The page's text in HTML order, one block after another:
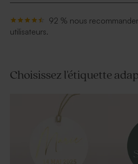
92 % nous
utilisateurs.
Choisissez l'étiquette